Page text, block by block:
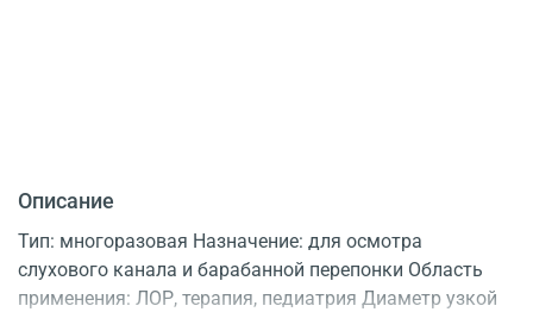
Описание
Тип: многоразовая Назначение: для осмотра
слухового канала и барабанной перепонки Область
применения: ЛОР, терапия, педиатрия Диаметр узкой